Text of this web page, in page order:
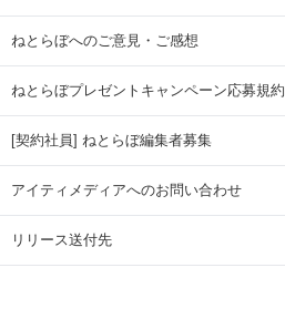
ねとらぼへのご意見・ご感想
ねとらぼプレゼントキャンペーン応募規約
[契約社員] ねとらぼ編集者募集
アイティメディアへのお問い合わせ
リリース送付先